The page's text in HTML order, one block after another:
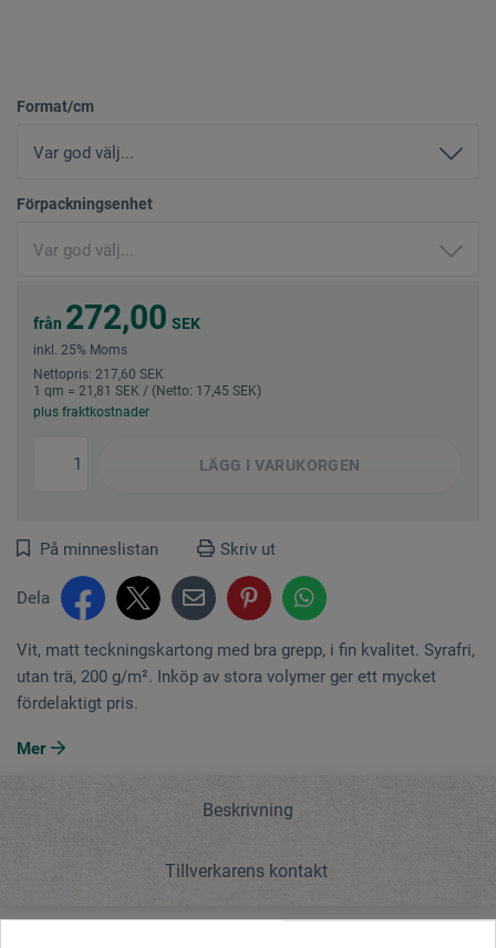
Format/cm
Förpackningsenhet
från 272,00 SEK
inkl. 25% Moms
Nettopris: 217,60 SEK
1 qm = 21,81 SEK / (Netto: 17,45 SEK)
plus fraktkostnader
LÄGG I VARUKORGEN
På minneslistan Skriv ut
Dela
Vit, matt teckningskartong med bra grepp, i fin kvalitet. Syrafri,
utan trä, 200 g/m². Inköp av stora volymer ger ett mycket
fördelaktigt pris.
Mer
Beskrivning
Tillverkarens kontakt